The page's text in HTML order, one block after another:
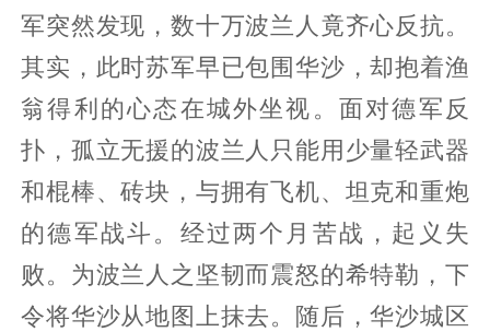
军突然发现，数十万波兰人竟齐心反抗。
其实，此时苏军早已包围华沙，却抱着渔
翁得利的心态在城外坐视。面对德军反
扑，孤立无援的波兰人只能用少量轻武器
和棍棒、砖块，与拥有飞机、坦克和重炮
的德军战斗。经过两个月苦战，起义失
败。为波兰人之坚韧而震怒的希特勒，下
令将华沙从地图上抹去。随后，华沙城区